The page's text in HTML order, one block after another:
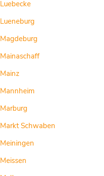
Luebecke
Lueneburg
Magdeburg
Mainaschaff
Mainz
Mannheim
Marburg
Markt Schwaben
Meiningen
Meissen